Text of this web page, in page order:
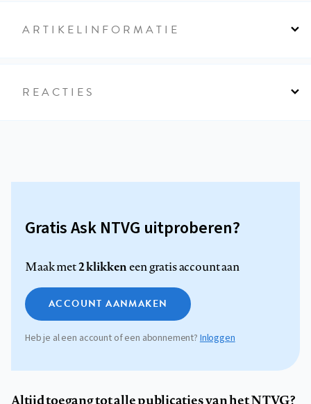
ARTIKELINFORMATIE
REACTIES
Gratis Ask NTVG uitproberen?
Maak met2 klikkeneen gratis account aan
ACCOUNT AANMAKEN
Heb je al een account of een abonnement?Inloggen
Altijd toegang tot alle publicaties van het NTVG?